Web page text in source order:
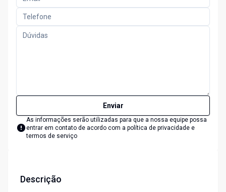
Enviar
As informações serão utilizadas para que a nossa equipe possa
entrar em contato de acordo com a política de privacidade e
termos de serviço
Descrição